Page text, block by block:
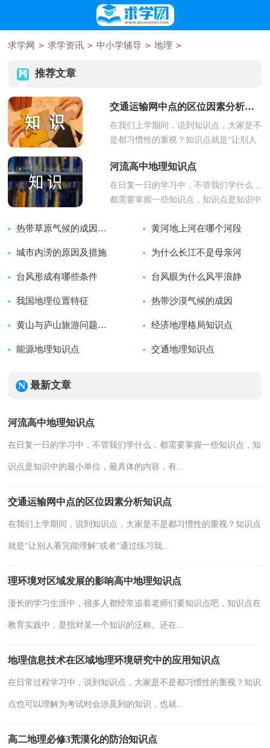
求学网 > 求学资讯 > 中小学辅导 > 地理 >
推荐文章
交通运输网中点的区位因素分析知识点
在我们上学期间，说到知识点，大家是不
是都习惯性的重视？知识点就是“让别人
河流高中地理知识点
在日复一日的学习中，不管我们学什么，
都需要掌握一些知识点，知识点是知识中
热带草原气候的成因是什么
2025-01-04
黄河地上河在哪个河段
2026-01-12
城市内涝的原因及措施
2024-09-21
为什么长江不是母亲河
2024-10-04
台风形成有哪些条件 台风眼为什么风平浪静
2024-12-15
我国地理位置特征
2024-10-14
热带沙漠气候的成因
2025-01-13
黄山与庐山旅游问题地理知识点 经济地理格局知识点
能源地理知识点 交通地理知识点
最新文章
河流高中地理知识点
在日复一日的学习中，不管我们学什么，都需要掌握一些知识点，知
识点是知识中的最小单位，最具体的内容，有...
交通运输网中点的区位因素分析知识点
在我们上学期间，说到知识点，大家是不是都习惯性的重视？知识点
就是“让别人看完能理解”或者“通过练习我...
理环境对区域发展的影响高中地理知识点
漫长的学习生涯中，很多人都经常追着老师们要知识点吧，知识点在
教育实践中，是指对某一个知识的泛称。还在...
地理信息技术在区域地理环境研究中的应用知识点
在日常过程学习中，说到知识点，大家是不是都习惯性的重视？知识
点也可以理解为考试时会涉及到的知识，也就...
高二地理必修3荒漠化的防治知识点